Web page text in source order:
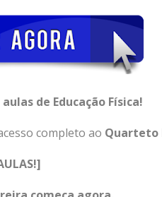
de Educação Física!
completo ao Quarteto